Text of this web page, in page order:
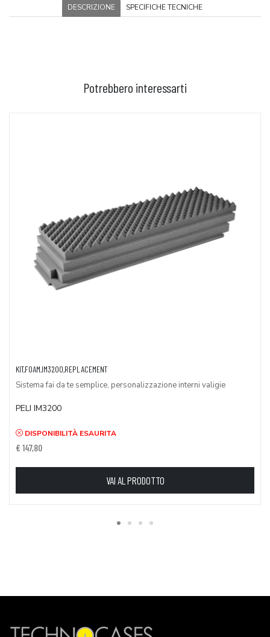
DESCRIZIONE SPECIFICHE TECNICHE
Potrebbero interessarti
AGGIUNGI AL CARRELLO
KIT,FOAM,IM3200,REPLACEMENT
Sistema fai da te semplice, personalizzazione interni valigie
PELI IM3200
DISPONIBILITÀ ESAURITA
€ 147,80
VAI AL PRODOTTO